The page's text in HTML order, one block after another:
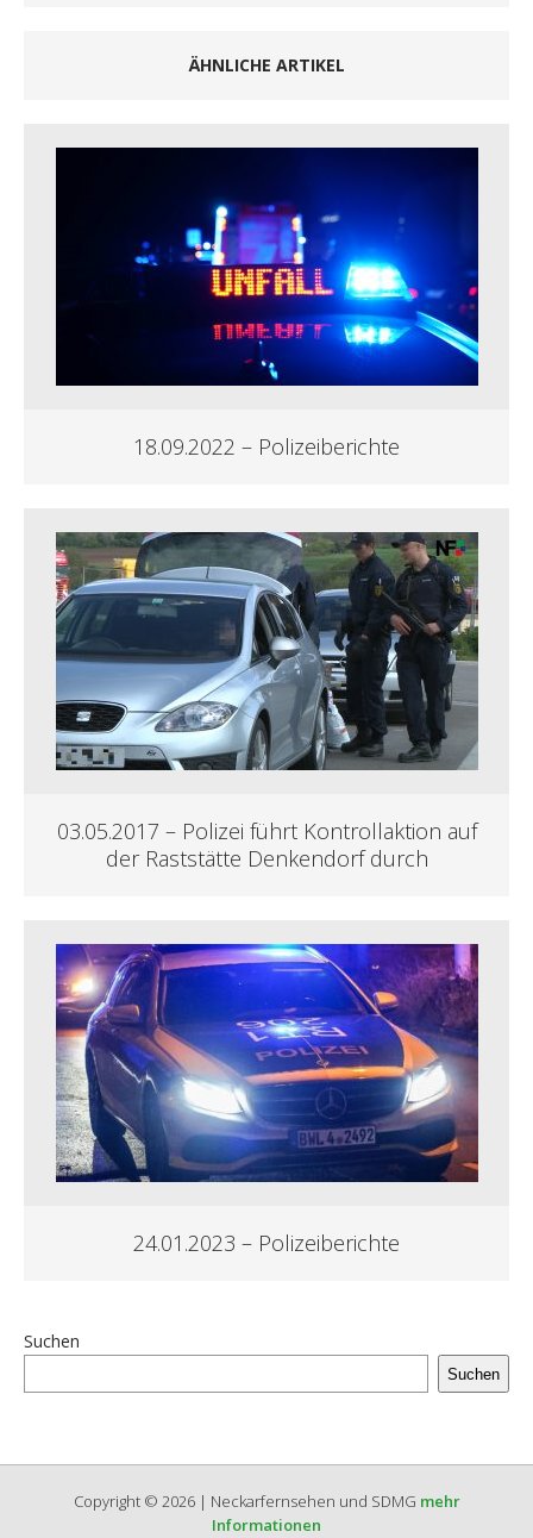
ÄHNLICHE ARTIKEL
18.09.2022 – Polizeiberichte
03.05.2017 – Polizei führt Kontrollaktion auf
der Raststätte Denkendorf durch
24.01.2023 – Polizeiberichte
Suchen
Suchen
Copyright © 2026 | Neckarfernsehen und SDMG mehr
Informationen